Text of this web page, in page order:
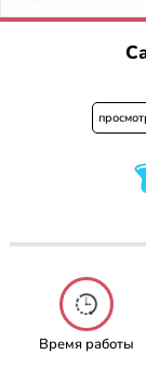
Время работы